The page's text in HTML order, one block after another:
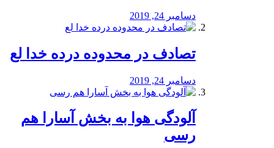
دسامبر 24, 2019
تصادف در محدوده درده خدا لع
دسامبر 24, 2019
آلودگی هوا به بخش آسارا هم
رسی